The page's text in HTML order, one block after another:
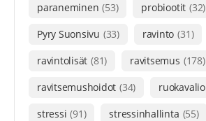
paraneminen (53) probiootit (32)
Pyry Suonsivu (33) ravinto (31)
ravintolisät (81) ravitsemus (178)
ravitsemushoidot (34) ruokavalio
stressi (91) stressinhallinta (55)